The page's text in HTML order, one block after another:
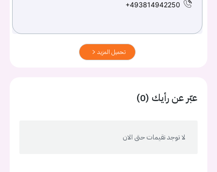
+493814942250
تحميل المزيد
عبّر عن رأيك (0)
لا توجد تقيمات حتى الان